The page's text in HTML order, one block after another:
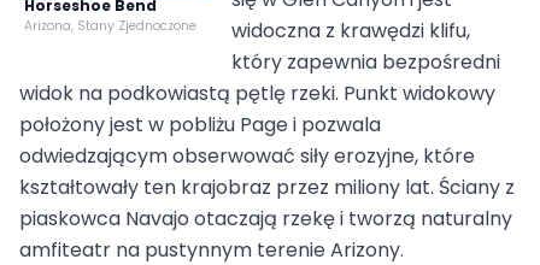
Horseshoe Bend
Arizona, Stany Zjednoczone
widoczna z krawędzi klifu,
który zapewnia bezpośredni
widok na podkowiastą pętlę rzeki. Punkt widokowy
położony jest w pobliżu Page i pozwala
odwiedzającym obserwować siły erozyjne, które
kształtowały ten krajobraz przez miliony lat. Ściany z
piaskowca Navajo otaczają rzekę i tworzą naturalny
amfiteatr na pustynnym terenie Arizony.